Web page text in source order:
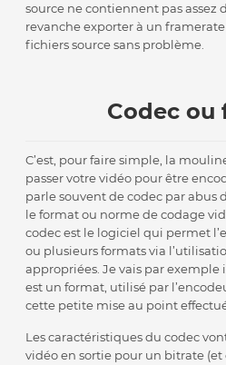
source ne contiennent pas assez
revanche exporter à un
fichiers source sans problème.
Codec ou
C’est, pour faire simple, la
passer votre vidéo pour être
parle souvent de codec par abus
le format ou norme de codage
codec est le logiciel qui permet
ou plusieurs formats via
appropriées. Je vais par exemple
est un format, utilisé par
cette petite mise au point
Les caractéristiques du codec
vidéo en sortie pour un bitrate